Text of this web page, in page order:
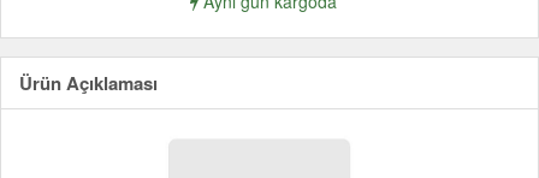
Ürün Açıklaması